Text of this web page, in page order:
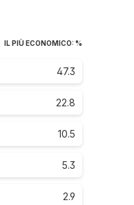
IL PIÙ ECONOMICO: %
47.3
22.8
10.5
5.3
2.9